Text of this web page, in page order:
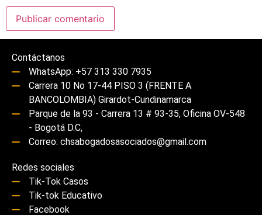
Contáctanos
WhatsApp: +57 313 330 7935
Carrera 10 No 17-44 PISO 3 (FRENTE A
BANCOLOMBIA) Girardot-Cundinamarca
Parque de la 93 - Carrera 13 # 93-35, Oficina OV-548
- Bogotá D.C,
Correo: chsabogadosasociados@gmail.com
Redes sociales
Tik-Tok Casos
Tik-tok Educativo
Facebook